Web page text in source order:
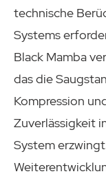
technische
Systems
Black Mamba
das die
Kompression
Zuverlässigkeit
System